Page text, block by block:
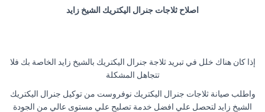
اصلاح ثلاجات جنرال اليكتريك الشيخ زايد
إذا كان هناك خلل في تبريد ثلاجة جنرال اليكتريك بالشيخ زايد الخاصة بك فلا
تتجاهل المشكلة
واطلب صيانة ثلاجات جنرال اليكتريك نوفروست من توكيل جنرال اليكتريك
الشيخ زايد لتحصل علي افضل خدمة تصليح علي مستوى عالي من الجودة